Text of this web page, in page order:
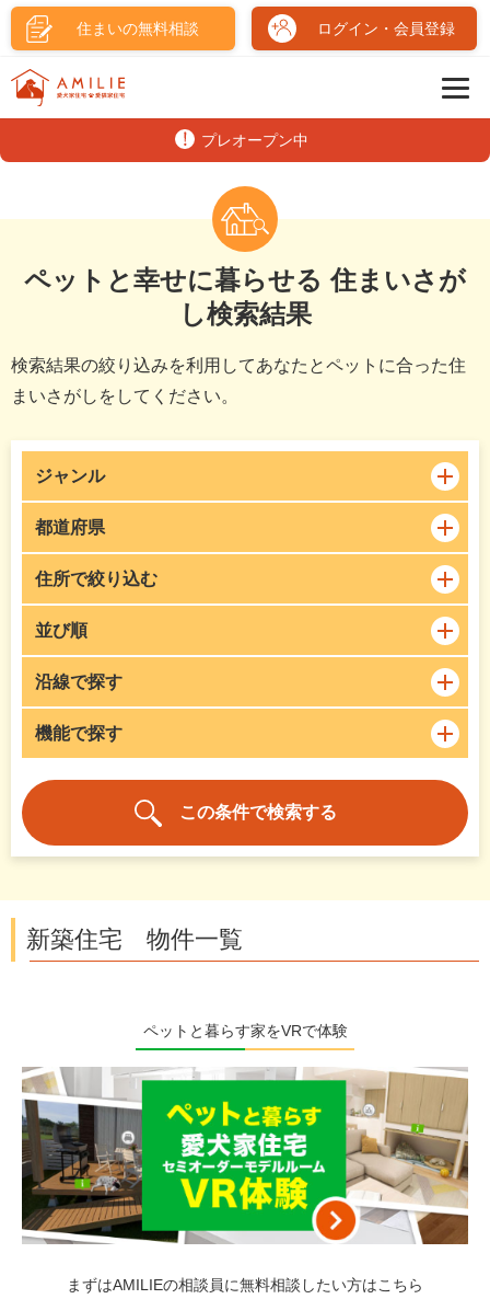
住まいの無料相談 ログイン・会員登録
プレオープン中
ペットと幸せに暮らせる 住まいさが
し検索結果
検索結果の絞り込みを利用してあなたとペットに合った住
まいさがしをしてください。
ジャンル
都道府県
住所で絞り込む
並び順
沿線で探す
機能で探す
新築住宅 物件一覧
ペットと暮らす家をVRで体験
まずはAMILIEの相談員に無料相談したい方はこちら